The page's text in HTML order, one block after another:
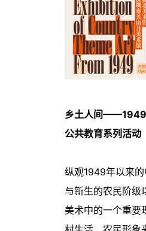
乡土人间——1949
公共教育系列活动
纵观1949年以来
与新生的农民阶级
美术中的一个重要